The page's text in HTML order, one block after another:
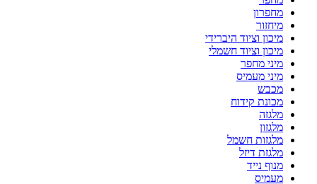
מחפרון
מיחזור
מיכון וציוד היברידי
מיכון וציוד חשמלי
מיני מחפר
מיני מעמיס
מכבש
מכונת קידוח
מלגזה
מלגזון
מלגזות חשמל
מלגזת דיזל
מנוף נייד
מעמיס